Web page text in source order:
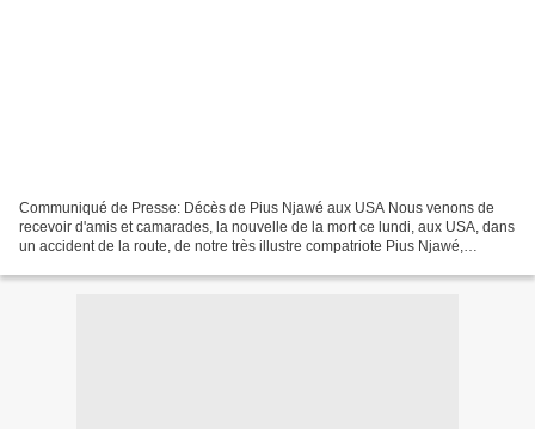
Communiqué de Presse: Décès de Pius Njawé aux USA Nous venons de
recevoir d'amis et camarades, la nouvelle de la mort ce lundi, aux USA, dans
un accident de la route, de notre très illustre compatriote Pius Njawé,